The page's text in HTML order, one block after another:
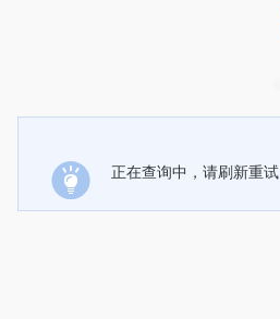
正在查询中，请刷新重试